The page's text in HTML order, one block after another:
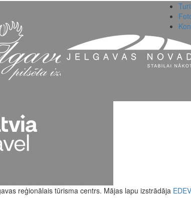
reģionālais tūrisma centrs. Mājas lapu izstrādāja